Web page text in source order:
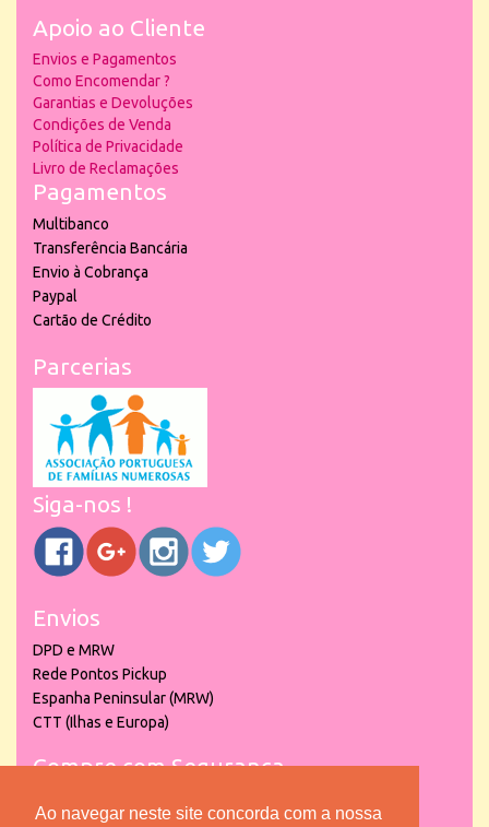
Ao navegar neste site concorda com a nossa
Apoio ao Cliente
Envios e Pagamentos
Como Encomendar ?
Garantias e Devoluções
Condições de Venda
Política de Privacidade
Livro de Reclamações
Pagamentos
Multibanco
Transferência Bancária
Envio à Cobrança
Paypal
Cartão de Crédito
Parcerias
Siga-nos !
Envios
DPD e MRW
Rede Pontos Pickup
Espanha Peninsular (MRW)
CTT (Ilhas e Europa)
Compre com Segurança